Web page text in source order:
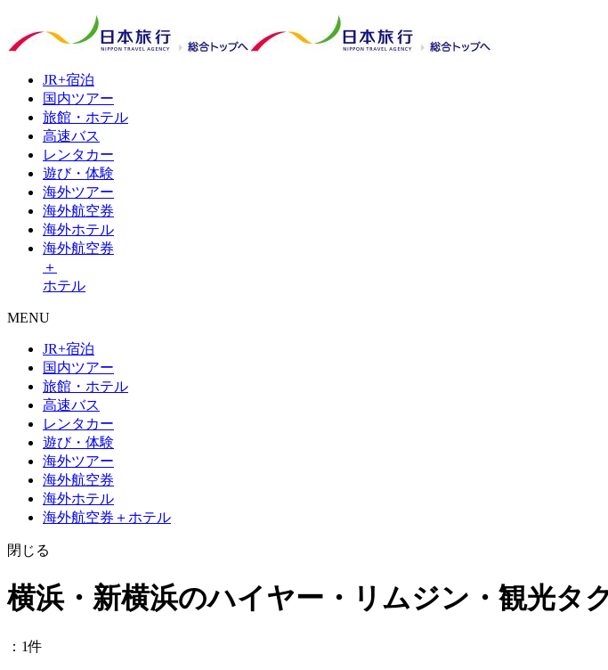
JR+宿泊
国内ツアー
旅館・ ホテル
高速バス
レンタ カー
遊び・ 体験
海外ツアー
海外航空券
海外ホテル
海外航空券
＋
ホテル
MENU
JR+宿泊
国内ツアー
旅館・ホテル
高速バス
レンタカー
遊び・体験
海外ツアー
海外航空券
海外ホテル
海外航空券＋ホテル
閉じる
横浜・新横浜のハイヤー・リムジン・観光タ
：1件